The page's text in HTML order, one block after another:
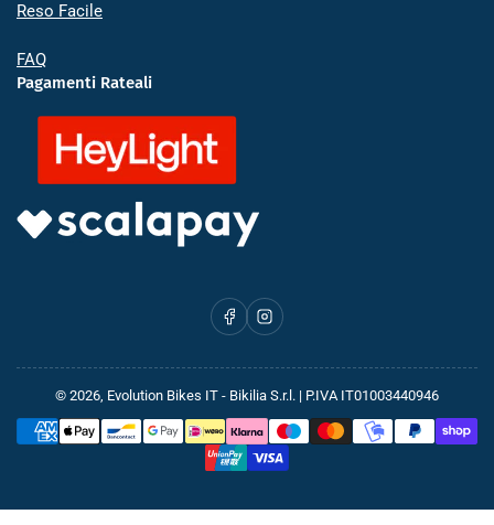
Reso Facile
FAQ
Pagamenti Rateali
FacebookInstagram
© 2026, Evolution Bikes IT - Bikilia S.r.l. | P.IVA IT01003440946
Metodi
di
pagamento